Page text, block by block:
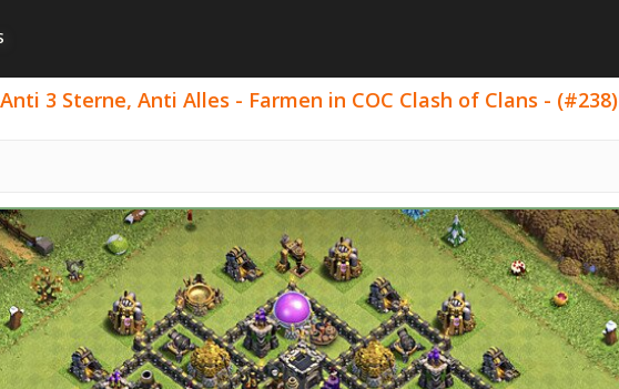
3 Sterne, Anti Alles - Farmen in COC Clash of Clans - (#238)